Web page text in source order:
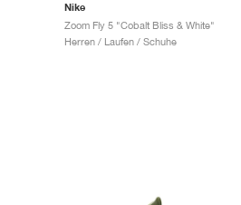
Nike
Zoom Fly 5 "Cobalt Bliss & White"
Herren / Laufen / Schuhe